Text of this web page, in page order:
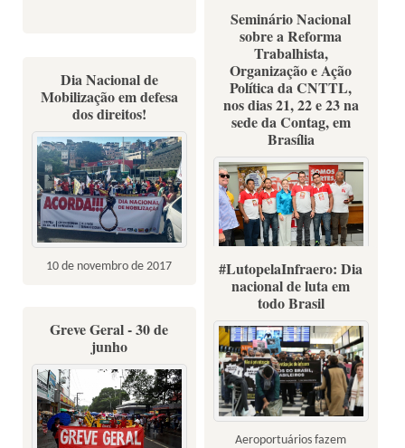
Seminário Nacional
sobre a Reforma
Trabalhista,
Organização e Ação
Política da CNTTL,
nos dias 21, 22 e 23 na
sede da Contag, em
Brasília
Fotos: Marcelo Lima
Dia Nacional de
Mobilização em defesa
dos direitos!
10 de novembro de 2017
#LutopelaInfraero: Dia
nacional de luta em
todo Brasil
Aeroportuários fazem
Greve Geral - 30 de
junho